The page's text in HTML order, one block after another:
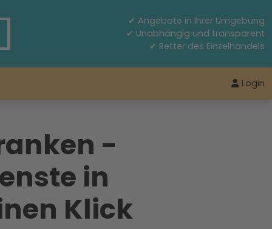
✔ Angebote in Ihrer Umgebung
✔ Unabhängig und transparent
✔ Retter des Einzelhandels
Login
-
in
Klick